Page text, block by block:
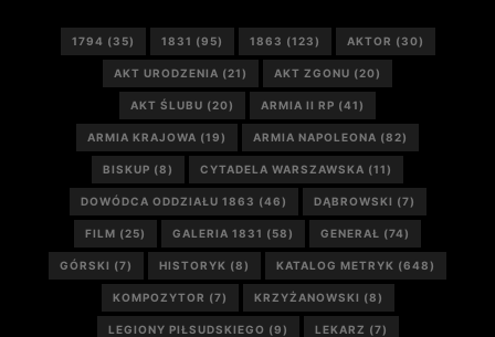
1794 (35) 1831 (95) 1863 (123) AKTOR (30)
AKT URODZENIA (21) AKT ZGONU (20)
AKT ŚLUBU (20) ARMIA II RP (41)
ARMIA KRAJOWA (19) ARMIA NAPOLEONA (82)
BISKUP (8) CYTADELA WARSZAWSKA (11)
DOWÓDCA ODDZIAŁU 1863 (46) DĄBROWSKI (7)
FILM (25) GALERIA 1831 (58) GENERAŁ (74)
GÓRSKI (7) HISTORYK (8) KATALOG METRYK (648)
KOMPOZYTOR (7) KRZYŻANOWSKI (8)
LEGIONY PIŁSUDSKIEGO (9) LEKARZ (7)